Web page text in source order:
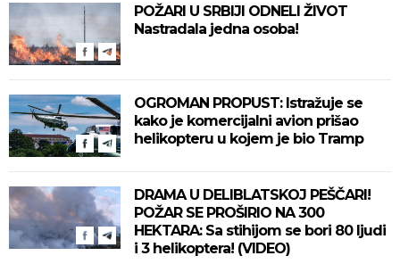
POŽARI U SRBIJI ODNELI ŽIVOT
Nastradala jedna osoba!
OGROMAN PROPUST: Istražuje se
kako je komercijalni avion prišao
helikopteru u kojem je bio Tramp
DRAMA U DELIBLATSKOJ PEŠČARI!
POŽAR SE PROŠIRIO NA 300
HEKTARA: Sa stihijom se bori 80 ljudi
i 3 helikoptera! (VIDEO)